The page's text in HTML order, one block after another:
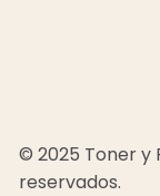
© 2025 Toner y
reservados.